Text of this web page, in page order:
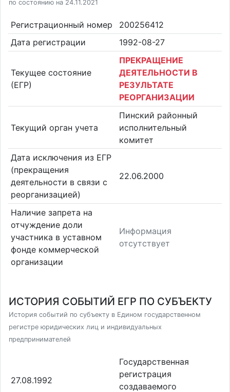
по состоянию на 24.11.2021
Регистрационный номер
200256412
Дата регистрации
1992-08-27
Текущее состояние
(ЕГР)
ПРЕКРАЩЕНИЕ
ДЕЯТЕЛЬНОСТИ В
РЕЗУЛЬТАТЕ
РЕОРГАНИЗАЦИИ
Текущий орган учета
Пинский районный
исполнительный
комитет
Дата исключения из ЕГР
(прекращения
деятельности в связи с
реорганизацией)
22.06.2000
Наличие запрета на
отчуждение доли
участника в уставном
фонде коммерческой
организации
Информация
отсутствует
ИСТОРИЯ СОБЫТИЙ ЕГР ПО СУБЪЕКТУ
История событий по субъекту в Едином государственном
регистре юридических лиц и индивидуальных
предпринимателей
27.08.1992
Государственная
регистрация
создаваемого